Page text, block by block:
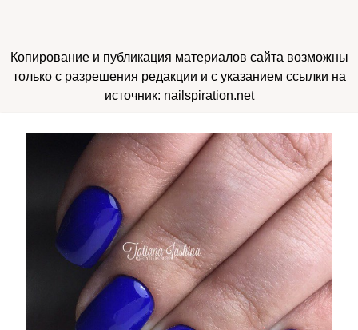
Копирование и публикация материалов сайта возможны
только с разрешения редакции и с указанием ссылки на
источник: nailspiration.net